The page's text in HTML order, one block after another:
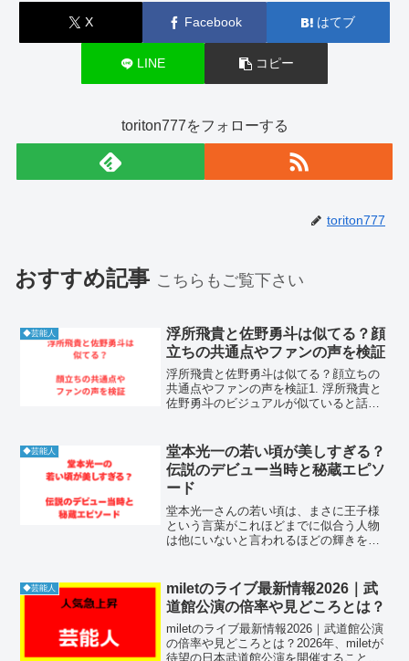
X Facebook はてブ
LINE コピー
toriton777をフォローする
toriton777
おすすめ記事 こちらもご覧下さい
◆芸能人
浮所飛貴と佐野勇斗は似てる？顔
立ちの共通点やファンの声を検証
浮所飛貴と佐野勇斗は似てる？顔立ちの
共通点やファンの声を検証1. 浮所飛貴と
佐野勇斗のビジュアルが似ていると話題
活動する佐野勇斗さんは、以前からファ
ンの間で顔立ちが似て...
◆芸能人
堂本光一の若い頃が美しすぎる？
伝説のデビュー当時と秘蔵エピソ
ード
堂本光一さんの若い頃は、まさに王子様
という言葉がこれほどまでに似合う人物
は他にいないと言われるほどの輝きを放
ックな姿勢は多くの人々を魅了し、瞬く
間にトップアイドルの座...
◆芸能人
miletのライブ最新情報2026｜武
道館公演の倍率や見どころとは？
miletのライブ最新情報2026｜武道館公演
の倍率や見どころとは？2026年、miletが
待望の日本武道館公演を開催することが